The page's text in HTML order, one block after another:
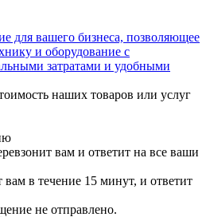
для вашего бизнеса, позволяющее
и оборудование с
затратами и удобными
наших товаров или услуг
вам и ответит на все ваши
в течение 15 минут, и ответит
не отправлено.